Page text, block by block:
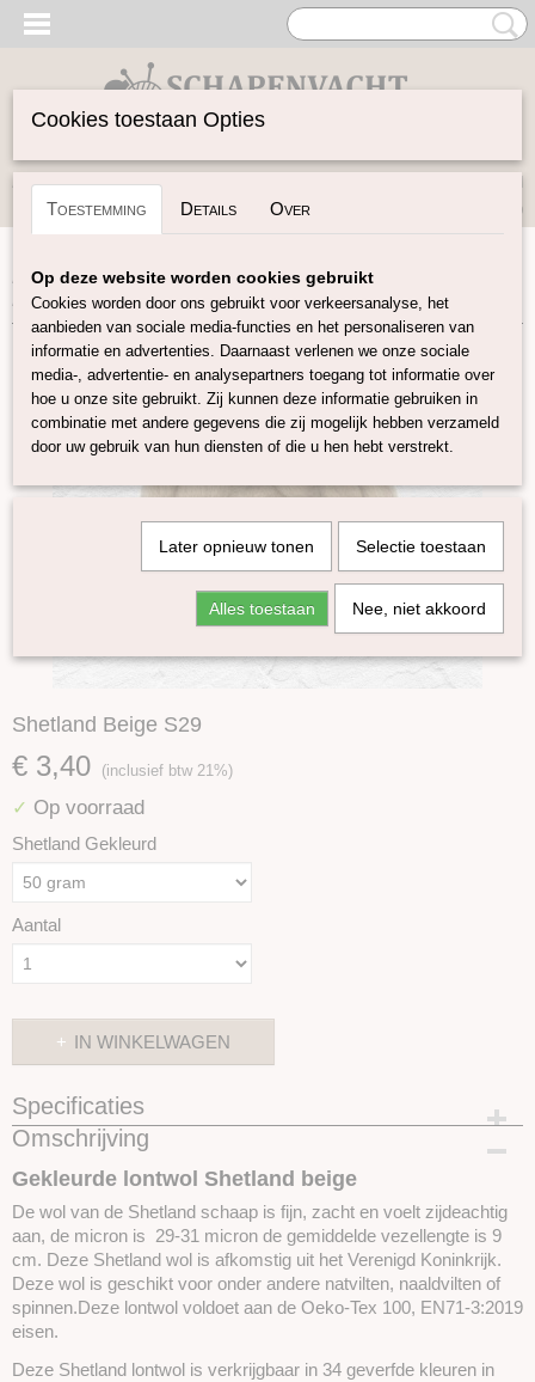
Inloggen Registreren
(0)
Home>Spinwol>Lontwol Shetland gekleurd
Beige S29
Shetland Beige S29
€ 3,40 (inclusief btw 21%)
✓ Op voorraad
Shetland Gekleurd
Aantal
IN WINKELWAGEN
Specificaties
Productcode
Omschrijving
Gekleurde lontwol Shetland beige
De wol van de Shetland schaap is fijn, zacht en voelt zijdeachtig
aan, de micron is 29-31 micron de gemiddelde vezellengte is 9
cm. Deze Shetland wol is afkomstig uit het Verenigd Koninkrijk.
Deze wol is geschikt voor onder andere natvilten, naaldvilten of
spinnen.Deze lontwol voldoet aan de Oeko-Tex 100, EN71-3:2019
eisen.
Deze Shetland lontwol is verkrijgbaar in 34 geverfde kleuren in
Cookies toestaan Opties
Toestemming Details Over
Op deze website worden cookies gebruikt
Cookies worden door ons gebruikt voor verkeersanalyse, het
aanbieden van sociale media-functies en het personaliseren van
informatie en advertenties. Daarnaast verlenen we onze sociale
media-, advertentie- en analysepartners toegang tot informatie over
hoe u onze site gebruikt. Zij kunnen deze informatie gebruiken in
combinatie met andere gegevens die zij mogelijk hebben verzameld
door uw gebruik van hun diensten of die u hen hebt verstrekt.
Later opnieuw tonen Selectie toestaan
Alles toestaan Nee, niet akkoord